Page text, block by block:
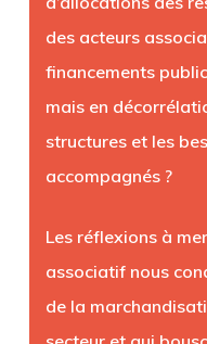
des acteurs
financements
mais en
structures et les
accompagnés ?
Les réflexions à
associatif nous
de la